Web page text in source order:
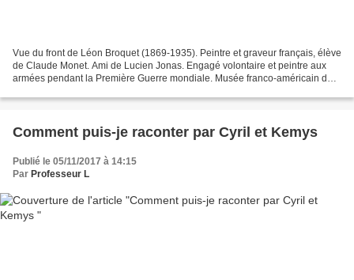
Vue du front de Léon Broquet (1869-1935). Peintre et graveur français, élève
de Claude Monet. Ami de Lucien Jonas. Engagé volontaire et peintre aux
armées pendant la Première Guerre mondiale. Musée franco-américain du
Comment puis-je raconter par Cyril et Kemys
Publié le 05/11/2017 à 14:15
Par Professeur L